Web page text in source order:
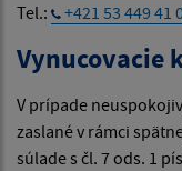
Tel.:
+421 53 449 41
Vynucovacie
V prípade
zaslané v rámci
súlade s čl. 7 ods. 1